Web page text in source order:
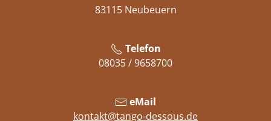
83115 Neubeuern
Telefon
08035 / 9658700
eMail
kontakt@tango-dessous.de